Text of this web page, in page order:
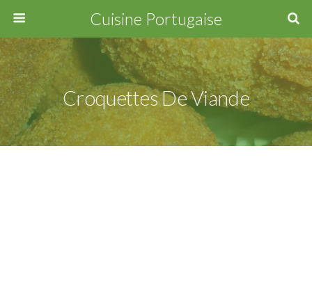
Cuisine Portugaise
Croquettes De Viande